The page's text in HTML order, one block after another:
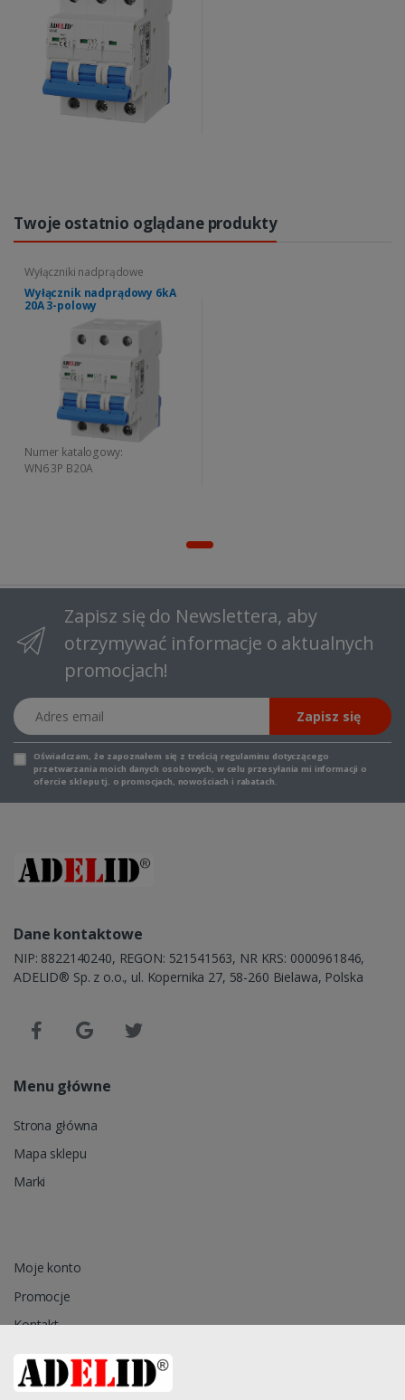
Twoje ostatnio oglądane produkty
Wyłączniki nadprądowe
Wyłącznik nadprądowy 6kA
20A 3-polowy
Numer katalogowy:
WN6 3P B20A
Zapisz się do Newslettera, aby
otrzymywać informacje o aktualnych
promocjach!
Adres email
Zapisz się
Oświadczam, że zapoznałem się z treścią regulaminu dotyczącego
przetwarzania moich danych osobowych, w celu przesyłania mi informacji o
ofercie sklepu tj. o promocjach, nowościach i rabatach.
Dane kontaktowe
NIP: 8822140240, REGON: 521541563, NR KRS: 0000961846,
ADELID® Sp. z o.o., ul. Kopernika 27, 58-260 Bielawa, Polska
Menu główne
Strona główna
Mapa sklepu
Marki
Moje konto
Promocje
Kontakt